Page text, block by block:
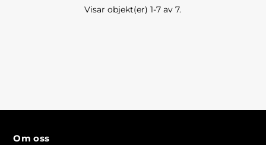
Visar objekt(er) 1-7 av 7.
Om oss